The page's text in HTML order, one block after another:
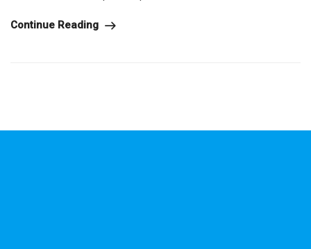
Continue Reading